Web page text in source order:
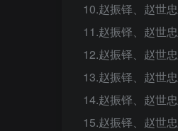
10.赵振铎、赵世
11.赵振铎、赵世
12.赵振铎、赵世
13.赵振铎、赵世
14.赵振铎、赵世
15.赵振铎、赵世